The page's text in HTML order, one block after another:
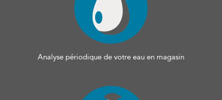
Analyse périodique de votre eau en magasin